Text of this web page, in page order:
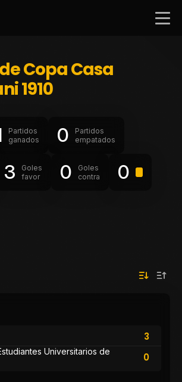
Copa Casa
1910
Partidos
ganados
0
Partidos
empatados
3
Goles
favor
0
Goles
contra
0
3
0
Universitarios de